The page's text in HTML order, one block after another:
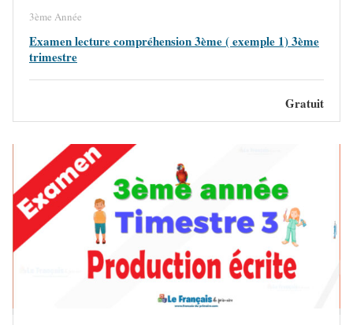
3ème Année
Examen lecture compréhension 3ème ( exemple 1) 3ème
trimestre
Gratuit